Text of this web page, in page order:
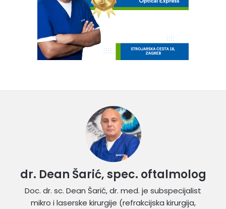
dr. Dean Šarić, spec. oftalmolog
Doc. dr. sc. Dean Šarić, dr. med. je subspecijalist
mikro i laserske kirurgije (refrakcijska kirurgija,